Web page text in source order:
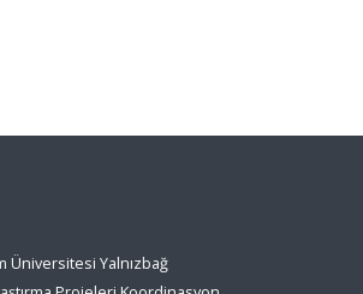
Üniversitesi Yalnızbağ